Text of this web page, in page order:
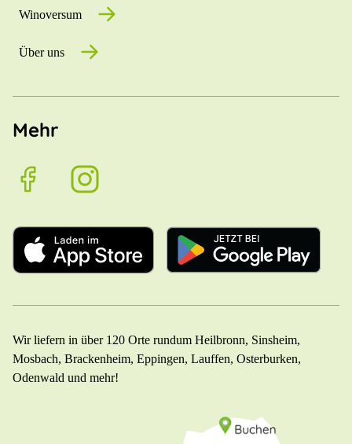
Winoversum
Über uns
Mehr
Wir liefern in über 120 Orte rundum Heilbronn, Sinsheim,
Mosbach, Brackenheim, Eppingen, Lauffen, Osterburken,
Odenwald und mehr!